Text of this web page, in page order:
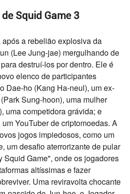
Squid Game 3
após a rebelião explosiva da
(Lee Jung-jae) mergulhando de
destruí-los por dentro. Ele é
elenco de participantes
Dae-ho (Kang Ha-neul), um ex-
Sung-hoon), uma mulher
uma competidora grávida; e
YouTuber de criptomoedas. A
jogos impiedosos, como um
um desafio aterrorizante de pular
Squid Game", onde os jogadores
altíssimas e fazer
Uma reviravolta chocante